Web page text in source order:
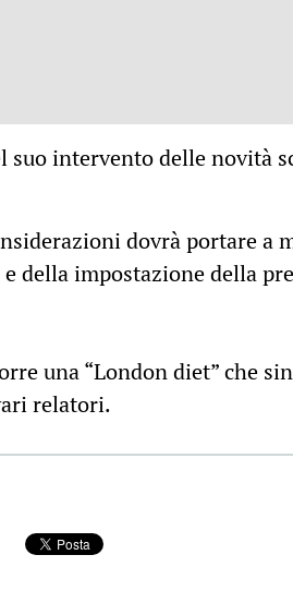
suo intervento delle novità
dovrà portare a
della impostazione della
una “London diet” che
relatori.